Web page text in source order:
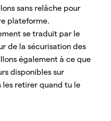
sans relâche pour
plateforme.
se traduit par le
de la sécurisation des
également à ce que
disponibles sur
les retirer quand tu le